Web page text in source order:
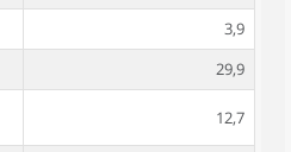
3,9
29,9
12,7